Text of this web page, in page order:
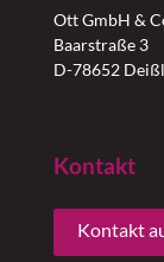
Ott GmbH &
Baarstraße 3
D-78652
Kontakt
Kontakt